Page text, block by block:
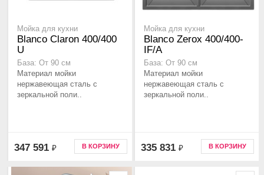
Мойка для кухни
Blanco Claron 400/400
U
База: От 90 см
Материал мойки
нержавеющая сталь с
зеркальной поли..
347 591 ₽ В КОРЗИНУ
Мойка для кухни
Blanco Zerox 400/400-
IF/A
База: От 90 см
Материал мойки
нержавеющая сталь с
зеркальной поли..
335 831 ₽ В КОРЗИНУ